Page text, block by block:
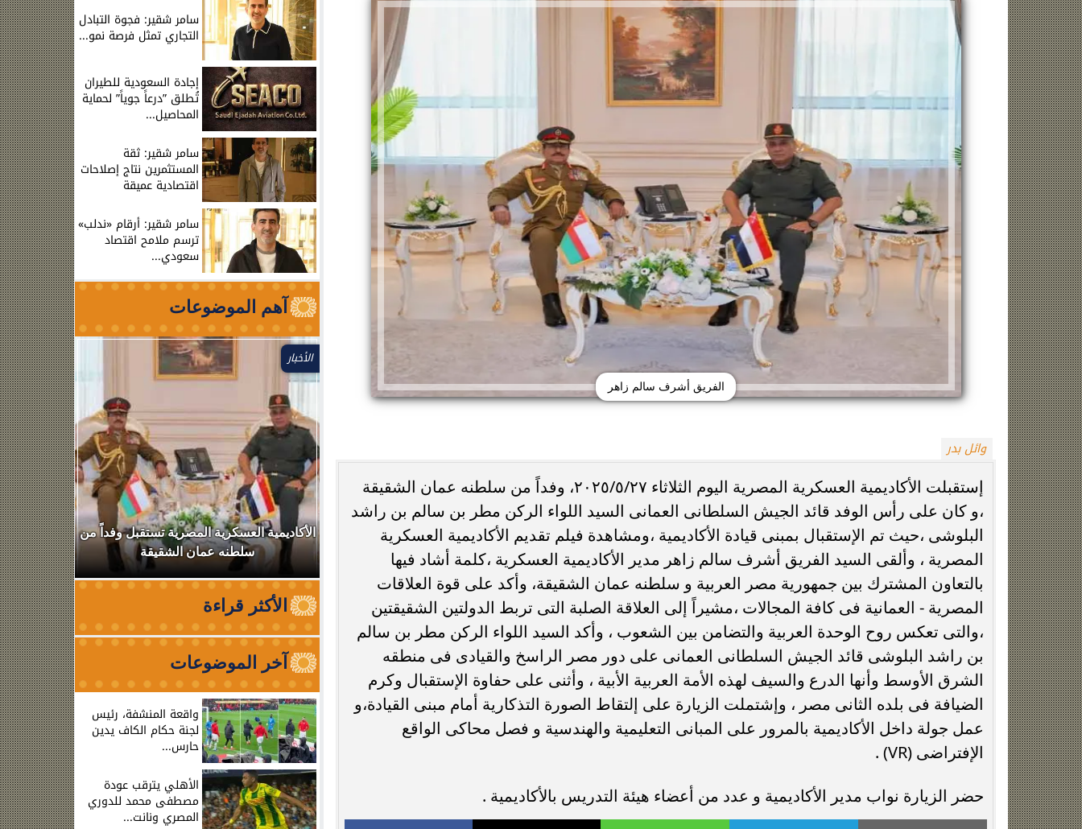
الفريق أشرف سالم زاهر
وائل بدر
إستقبلت الأكاديمية العسكرية المصرية اليوم الثلاثاء ٢٠٢٥/٥/٢٧، وفداً من سلطنه عمان الشقيقة
،و كان على رأس الوفد قائد الجيش السلطانى العمانى السيد اللواء الركن مطر بن سالم بن راشد
البلوشى ،حيث تم الإستقبال بمبنى قيادة الأكاديمية ،ومشاهدة فيلم تقديم الأكاديمية العسكرية
المصرية ، وألقى السيد الفريق أشرف سالم زاهر مدير الأكاديمية العسكرية ،كلمة أشاد فيها
بالتعاون المشترك بين جمهورية مصر العربية و سلطنه عمان الشقيقة، وأكد على قوة العلاقات
المصرية - العمانية فى كافة المجالات ،مشيراً إلى العلاقة الصلبة التى تربط الدولتين الشقيقتين
،والتى تعكس روح الوحدة العربية والتضامن بين الشعوب ، وأكد السيد اللواء الركن مطر بن سالم
بن راشد البلوشى قائد الجيش السلطانى العمانى على دور مصر الراسخ والقيادى فى منطقه
الشرق الأوسط وأنها الدرع والسيف لهذه الأمة العربية الأبية ، وأثنى على حفاوة الإستقبال وكرم
الضيافة فى بلده الثانى مصر ، وإشتملت الزيارة على إلتقاط الصورة التذكارية أمام مبنى القيادة،و
عمل جولة داخل الأكاديمية بالمرور على المبانى التعليمية والهندسية و فصل محاكى الواقع
الإفتراضى (VR) .
حضر الزيارة نواب مدير الأكاديمية و عدد من أعضاء هيئة التدريس بالأكاديمية .
سامر شقير: فجوة التبادل
التجاري تمثل فرصة نمو...
إجادة السعودية للطيران
تُطلق ”درعاً جوياً” لحماية
المحاصيل...
سامر شقير: ثقة
المستثمرين نتاج إصلاحات
اقتصادية عميقة
سامر شقير: أرقام «ندلب»
ترسم ملامح اقتصاد
سعودي...
آهم الموضوعات
واقعة المنشفة، رئيس لجنة حكام الكاف يدين
حارس السنغال
الأهلي يترقب عودة مصطفى محمد للدوري
المصري ونانت يتمسك بمقابل مالي كبير
عاجل.. الرئيس السيسي يستقبل وزير
الخارجية الإيراني عباس عراقجي
الأخبار
الأكاديمية العسكرية المصرية تستقبل وفداً من
سلطنه عمان الشقيقة
ضربة
عصابي
الأكثر قراءة
آخر الموضوعات
واقعة المنشفة، رئيس
لجنة حكام الكاف يدين
حارس...
الأهلي يترقب عودة
مصطفى محمد للدوري
المصري ونانت...